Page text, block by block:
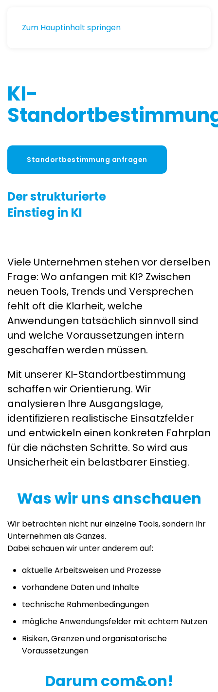
Zum Hauptinhalt springen
KI-
Standortbestimmung anfragen
Der strukturierte
Einstieg in KI
Viele Unternehmen stehen vor derselben
Frage: Wo anfangen mit KI? Zwischen
neuen Tools, Trends und Versprechen
fehlt oft die Klarheit, welche
Anwendungen tatsächlich sinnvoll sind
und welche Voraussetzungen intern
geschaffen werden müssen.
Mit unserer KI-Standortbestimmung
schaffen wir Orientierung. Wir
analysieren Ihre Ausgangslage,
identifizieren realistische Einsatzfelder
und entwickeln einen konkreten Fahrplan
für die nächsten Schritte. So wird aus
Unsicherheit ein belastbarer Einstieg.
Was wir uns anschauen
Wir betrachten nicht nur einzelne Tools, sondern Ihr
Unternehmen als Ganzes.
Dabei schauen wir unter anderem auf:
aktuelle Arbeitsweisen und Prozesse
vorhandene Daten und Inhalte
technische Rahmenbedingungen
mögliche Anwendungsfelder mit echtem Nutzen
Risiken, Grenzen und organisatorische
Voraussetzungen
Darum com&on!